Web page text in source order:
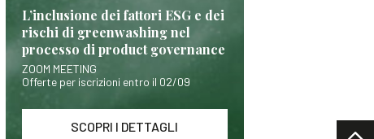
L’inclusione dei fattori ESG e dei
rischi di greenwashing nel
processo di product governance
ZOOM MEETING
Offerte per iscrizioni entro il 02/09
SCOPRI I DETTAGLI